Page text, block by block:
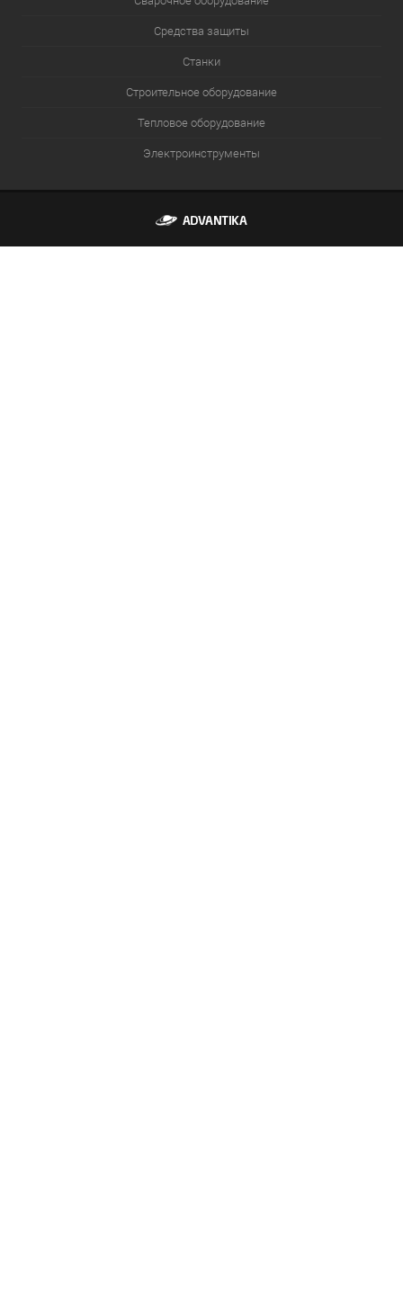
Средства защиты
Станки
Строительное оборудование
Тепловое оборудование
Электроинструменты